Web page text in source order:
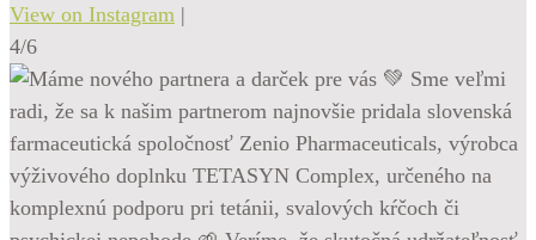
View on Instagram |
4/6